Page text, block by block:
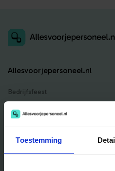
Toestemming
Allesvoorjepersoneel.nl
Bedrijfsfeest
Catering
Facilitair
Locaties